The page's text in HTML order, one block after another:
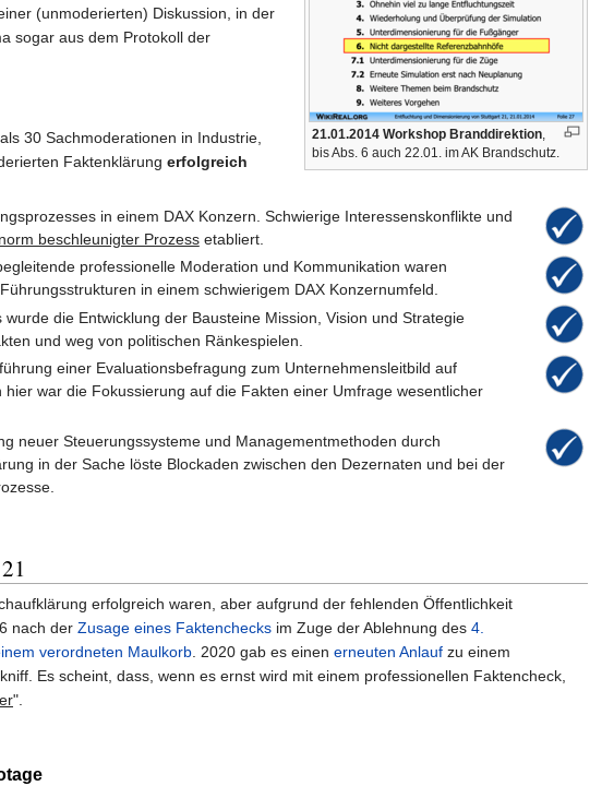
21.01.2014 Workshop Branddirektion,
bis Abs. 6 auch 22.01. im AK Brandschutz.
(unmoderierten) Diskussion, in der
sogar aus dem Protokoll der
30 Sachmoderationen in Industrie,
Faktenklärung erfolgreich
in einem DAX Konzern. Schwierige Interessenskonflikte und
beschleunigter Prozessetabliert.
professionelle Moderation und Kommunikation waren
in einem schwierigem DAX Konzernumfeld.
die Entwicklung der Bausteine Mission, Vision und Strategie
und weg von politischen Ränkespielen.
einer Evaluationsbefragung zum Unternehmensleitbild auf
war die Fokussierung auf die Fakten einer Umfrage wesentlicher
neuer Steuerungssysteme und Managementmethoden durch
in der Sache löste Blockaden zwischen den Dezernaten und bei der
erfolgreich waren, aber aufgrund der fehlenden Öffentlichkeit
nach der Zusage eines Faktenchecks im Zuge der Ablehnung des 4.
verordneten Maulkorb . 2020 gab es einen erneuten Anlauf zu einem
Es scheint, dass, wenn es ernst wird mit einem professionellen Faktencheck,
".